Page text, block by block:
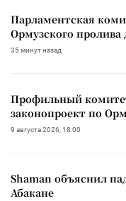
Парламентская
Ормузского
35 минут назад
Профильный
законопроект по
9 августа 2026, 18:00
Shaman объяснил
Абакане